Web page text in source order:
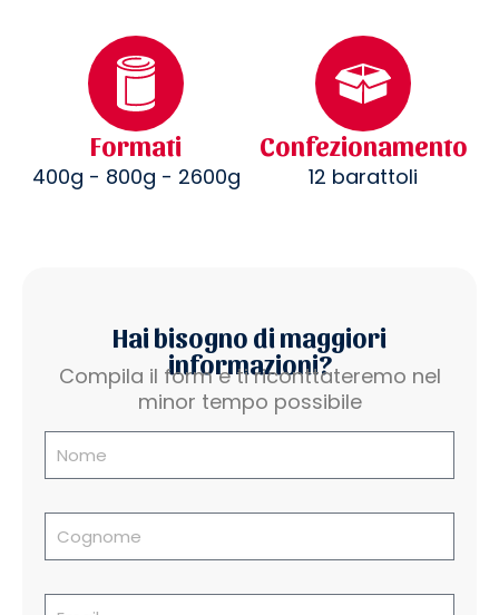
Formati
400g - 800g - 2600g
Confezionamento
12 barattoli
Hai bisogno di maggiori
informazioni?
Compila il form e ti riconttateremo nel
minor tempo possibile